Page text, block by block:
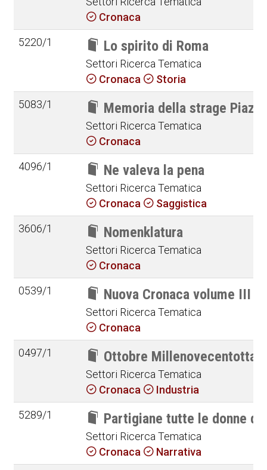
Cronaca
5220/1
Lo spirito di Roma
Settori Ricerca Tematica
Cronaca
Storia
5083/1
Memoria della strage
Settori Ricerca Tematica
Cronaca
4096/1
Ne valeva la pena
Settori Ricerca Tematica
Cronaca
Saggistica
3606/1
Nomenklatura
Settori Ricerca Tematica
Cronaca
0539/1
Nuova Cronaca volume III
Settori Ricerca Tematica
Cronaca
0497/1
Ottobre
Settori Ricerca Tematica
Cronaca
Industria
5289/1
Partigiane tutte le donne
Settori Ricerca Tematica
Cronaca
Narrativa